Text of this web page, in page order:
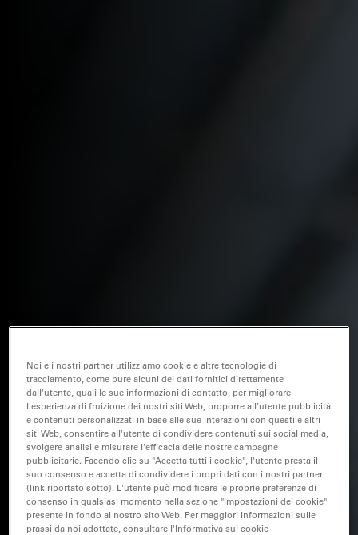
Noi e i nostri partner utilizziamo cookie e altre tecnologie di
tracciamento, come pure alcuni dei dati fornitici direttamente
dall'utente, quali le sue informazioni di contatto, per migliorare
l'esperienza di fruizione dei nostri siti Web, proporre all'utente pubblicità
e contenuti personalizzati in base alle sue interazioni con questi e altri
siti Web, consentire all'utente di condividere contenuti sui social media,
svolgere analisi e misurare l'efficacia delle nostre campagne
pubblicitarie. Facendo clic su "Accetta tutti i cookie", l'utente presta il
suo consenso e accetta di condividere i propri dati con i nostri partner
(link riportato sotto). L'utente può modificare le proprie preferenze di
consenso in qualsiasi momento nella sezione "Impostazioni dei cookie"
presente in fondo al nostro sito Web. Per maggiori informazioni sulle
prassi da noi adottate, consultare l'Informativa sui cookie